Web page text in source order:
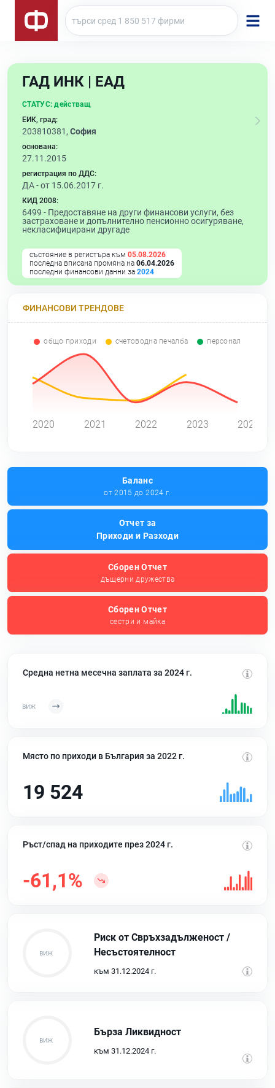
ГАД ИНК | ЕАД
СТАТУС: действащ
ЕИК, град:
203810381, София
основана:
27.11.2015
регистрация по ДДС:
ДА - от 15.06.2017 г.
КИД 2008:
6499 - Предоставяне на други финансови услуги, без
застраховане и допълнително пенсионно осигуряване,
некласифицирани другаде
състояние в регистъра към 05.08.2026
последна вписана промяна на 06.04.2026
последни финансови данни за 2024
ФИНАНСОВИ ТРЕНДОВЕ
общо приходи счетоводна печалба персонал
2020 2021 2022 2023 2024
Баланс
от 2015 до 2024 г.
Отчет за
Приходи и Разходи
Сборен Отчет
дъщерни дружества
Сборен Отчет
сестри и майка
Средна нетна месечна заплата за 2024 г.
Място по приходи в България за 2022 г.
19 524
Ръст/спад на приходите през 2024 г.
-61,1%
Риск от Свръхзадълженост /
Несъстоятелност
към 31.12.2024 г.
Бърза Ликвидност
към 31.12.2024 г.